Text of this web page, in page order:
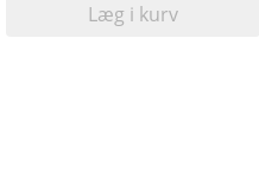
Læg i kurv